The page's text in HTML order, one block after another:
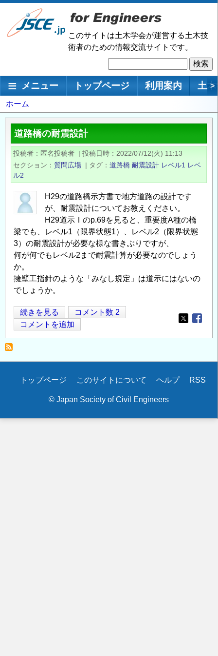
メ
ン
移
このサイトは土木学会が運営する土木技
術者のための情報交流サイトです。
索
メインナビゲーション
メニュー トップページ 利用案内 土 >
パ
ン
く
ず
ホーム
道路橋の耐震設計
投稿者 匿名投稿者 | 投稿日時
2022/07/12(火) 11:13
セクション
質問広場 | タグ 道路橋 耐震設計 レベル1 レベ
ル2
H29の道路橋示方書で地方道路の設計です
が、耐震設計についてお教えください。
H29道示Ⅰのp.69を見ると、重要度A種の橋
梁でも、レベル1（限界状態1）、レベル2（限界状態
3）の耐震設計が必要な様な書きぶりですが、
何が何でもレベル2まで耐震計算が必要なのでしょう
か。
擁壁工指針のような「みなし規定」は道示にはないの
でしょうか。
道
路
橋
耐
設
続きを見る
コメント数 2
コメントを追加
Opens in
Secondary
トップページ このサイトについて ヘルプ RSS
© Japan Society of Civil Engineers